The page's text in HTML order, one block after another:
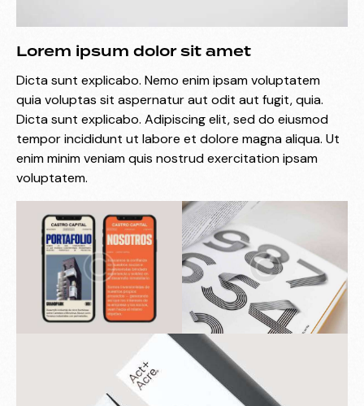
Lorem ipsum dolor sit amet
Dicta sunt explicabo. Nemo enim ipsam voluptatem
quia voluptas sit aspernatur aut odit aut fugit, quia.
Dicta sunt explicabo. Adipiscing elit, sed do eiusmod
tempor incididunt ut labore et dolore magna aliqua. Ut
enim minim veniam quis nostrud exercitation ipsam
voluptatem.